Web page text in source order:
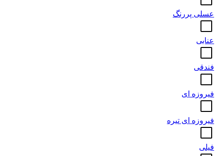
عسلی پررنگ
عنابی
فندقی
فیروزه ای
فیروزه ای تیره
فیلی